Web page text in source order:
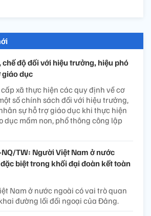
chế độ đối với hiệu trưởng, hiệu phó
giáo dục
xã thực hiện các quy định về cơ
số chính sách đối với hiệu trưởng,
sự hỗ trợ giáo dục khi thực hiện
dục mầm non, phổ thông công lập
TW: Người Việt Nam ở nước
biệt trong khối đại đoàn kết toàn
Nam ở nước ngoài có vai trò quan
đường lối đối ngoại của Đảng.